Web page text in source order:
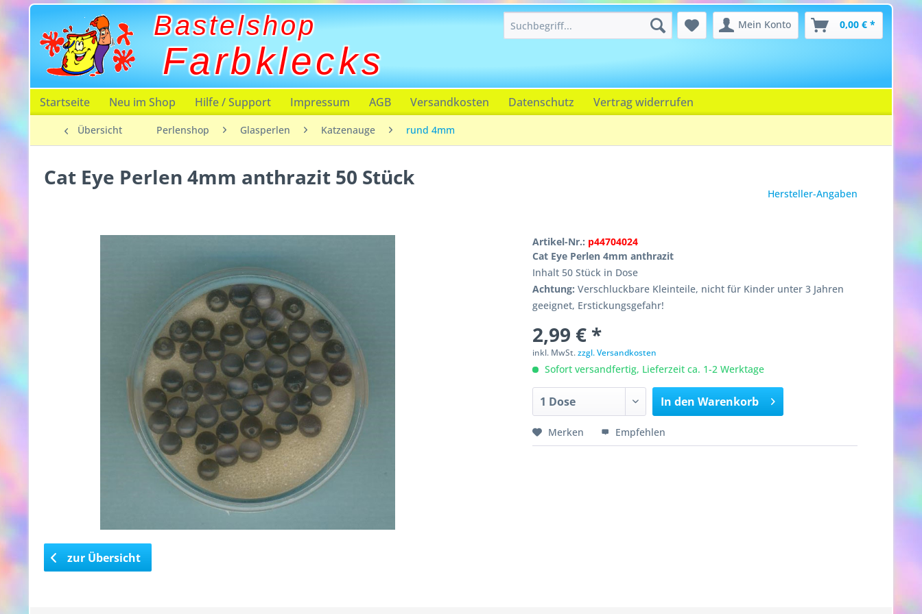
Bastelshop
Farbklecks
Mein Konto 0,00 € *
Startseite Neu im Shop Hilfe / Support Impressum AGB Versandkosten Datenschutz Vertrag widerrufen
Übersicht Perlenshop Glasperlen Katzenauge rund 4mm
Cat Eye Perlen 4mm anthrazit 50 Stück
Hersteller-Angaben
Artikel-Nr.: p44704024
Cat Eye Perlen 4mm anthrazit
Inhalt 50 Stück in Dose
Achtung: Verschluckbare Kleinteile, nicht für Kinder unter 3 Jahren
geeignet, Erstickungsgefahr!
2,99 € *
inkl. MwSt.zzgl. Versandkosten
Sofort versandfertig, Lieferzeit ca. 1-2 Werktage
In den Warenkorb
Merken Empfehlen
zur Übersicht